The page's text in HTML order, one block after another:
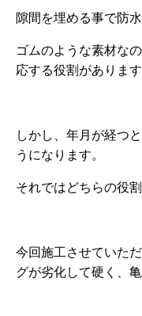
隙間を埋める事で防水
ゴムのような素材な
応する役割があります
しかし、年月が経つ
うになります。
それではどちらの役
今回施工させていた
グが劣化して硬く、